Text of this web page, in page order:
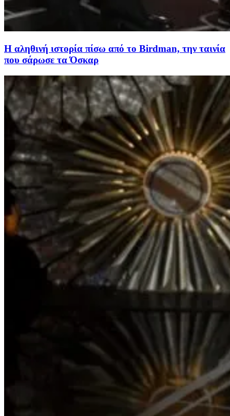
Η αληθινή ιστορία πίσω από το Birdman, την ταινία
που σάρωσε τα Όσκαρ